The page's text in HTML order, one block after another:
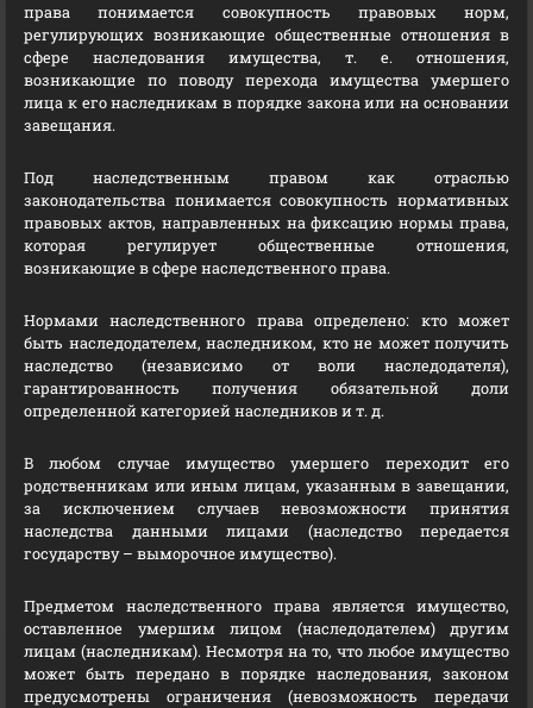
права понимается совокупность правовых норм,
регулирующих возникающие общественные отношения в
сфере наследования имущества, т. е. отношения,
возникающие по поводу перехода имущества умершего
лица к его наследникам в порядке закона или на основании
завещания.
Под наследственным правом как отраслью
законодательства понимается совокупность нормативных
правовых актов, направленных на фиксацию нормы права,
которая регулирует общественные отношения,
возникающие в сфере наследственного права.
Нормами наследственного права определено: кто может
быть наследодателем, наследником, кто не может получить
наследство (независимо от воли наследодателя),
гарантированность получения обязательной доли
определенной категорией наследников и т. д.
В любом случае имущество умершего переходит его
родственникам или иным лицам, указанным в завещании,
за исключением случаев невозможности принятия
наследства данными лицами (наследство передается
государству – выморочное имущество).
Предметом наследственного права является имущество,
оставленное умершим лицом (наследодателем) другим
лицам (наследникам). Несмотря на то, что любое имущество
может быть передано в порядке наследования, законом
предусмотрены ограничения (невозможность передачи